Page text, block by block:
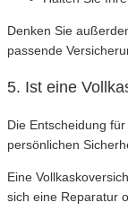
Denken Sie
passende
5. Ist eine
Die Entscheidung
persönlichen
Eine
sich eine Reparatur